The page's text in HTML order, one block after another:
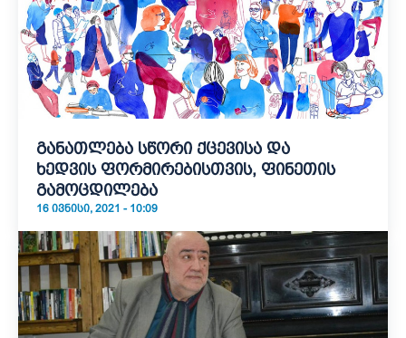
განათლება სწორი ქცევისა და
ხედვის ფორმირებისთვის, ფინეთის
გამოცდილება
16 ᲘᲕᲜᲘᲡᲘ, 2021 - 10:09